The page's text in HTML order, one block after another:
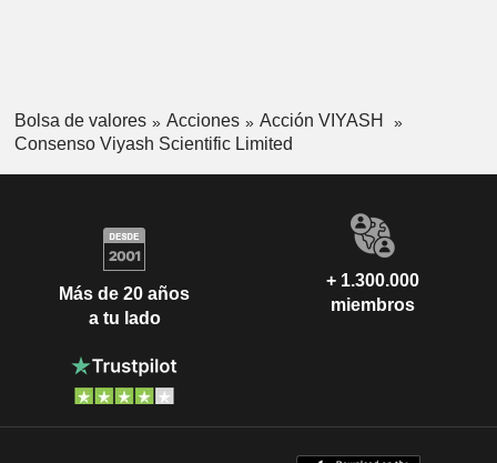
Bolsa de valores Acciones
Acción VIYASH
Consenso Viyash Scientific Limited
Más de 20 años
a tu lado
+ 1.300.000
miembros